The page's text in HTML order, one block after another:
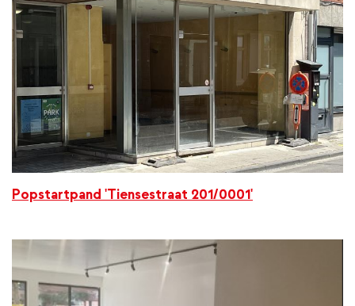
Popstartpand 'Tiensestraat 201/0001'